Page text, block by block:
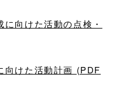
向けた活動の点検・
向けた活動計画 (PDF